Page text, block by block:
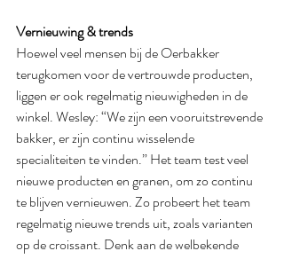
Vernieuwing & trends
Hoewel veel mensen bij de Oerbakker
terugkomen voor de vertrouwde producten,
liggen er ook regelmatig nieuwigheden in de
winkel. Wesley: “We zijn een vooruitstrevende
bakker, er zijn continu wisselende
specialiteiten te vinden.” Het team test veel
nieuwe producten en granen, om zo continu
te blijven vernieuwen. Zo probeert het team
regelmatig nieuwe trends uit, zoals varianten
op de croissant. Denk aan de welbekende